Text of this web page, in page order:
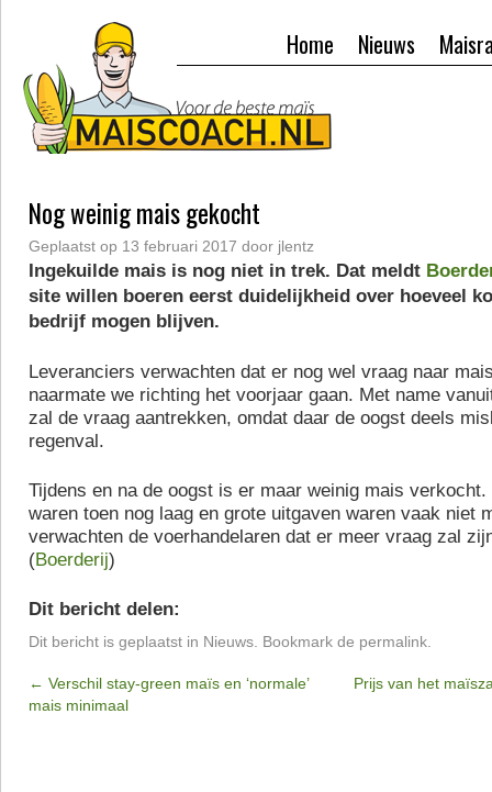
Nieuws
Home
Nog weinig mais gekocht
Geplaatst op 13 februari 2017 door jlentz
Ingekuilde mais is nog niet in trek. Dat meldt
site willen boeren eerst duidelijkheid over hoeveel
bedrijf mogen blijven.
Leveranciers verwachten dat er nog wel vraag naar
naarmate we richting het voorjaar gaan. Met name
zal de vraag aantrekken, omdat daar de oogst deels
regenval.
Tijdens en na de oogst is er maar weinig mais
waren toen nog laag en grote uitgaven waren vaak niet
verwachten de voerhandelaren dat er meer vraag zal
(Boerderij)
Dit bericht delen:
Dit bericht is geplaatst in Nieuws . Bookmark de permalink
← Verschil stay-green maïs en ‘normale’
mais minimaal
Prijs van het